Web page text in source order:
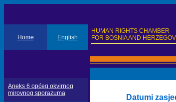
HUMAN RIGHTS CHAMBER
FOR BOSNIA AND
Home English
Aneks 6 općeg okvirnog
mirovnog sporazuma
Datumi